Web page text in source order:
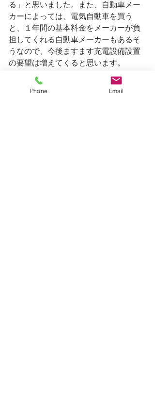
る」と思いました。また、自動車メー
カーによっては、電気自動車を買う
と、１年間の基本料金をメーカーが負
担してくれる自動車メーカーもあるそ
うなので、今後ますます充電設備設置
の要望は増えてくると思います。
Phone Email